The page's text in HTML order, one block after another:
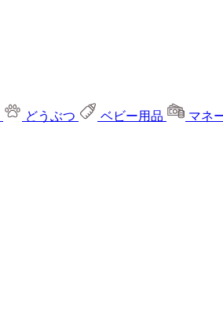
どうぶつ ベビー用品
マネ